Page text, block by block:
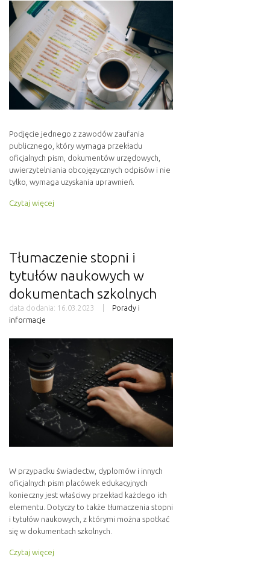
Podjęcie jednego z zawodów zaufania
publicznego, który wymaga przekładu
oficjalnych pism, dokumentów urzędowych,
uwierzytelniania obcojęzycznych odpisów i nie
tylko, wymaga uzyskania uprawnień.
Czytaj więcej
Tłumaczenie stopni i
tytułów naukowych w
dokumentach szkolnych
data dodania: 16.03.2023
Porady i
informacje
W przypadku świadectw, dyplomów i innych
oficjalnych pism placówek edukacyjnych
konieczny jest właściwy przekład każdego ich
elementu. Dotyczy to także tłumaczenia stopni
i tytułów naukowych, z którymi można spotkać
się w dokumentach szkolnych.
Czytaj więcej